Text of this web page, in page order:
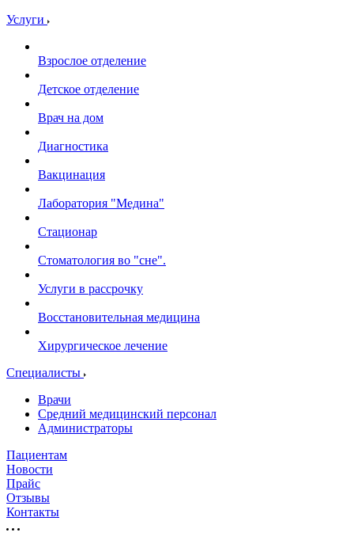
Услуги
Взрослое отделение
Детское отделение
Врач на дом
Диагностика
Вакцинация
Лаборатория "Медина"
Стационар
Стоматология во "сне".
Услуги в рассрочку
Восстановительная медицина
Хирургическое лечение
Специалисты
Врачи
Средний медицинский персонал
Администраторы
Пациентам
Новости
Прайс
Отзывы
Контакты